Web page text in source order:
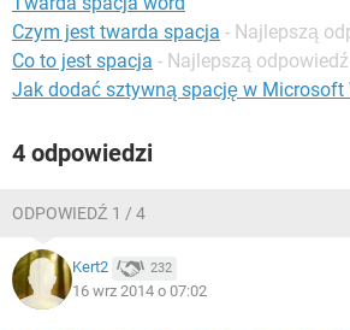
WINDOWS 10
Czym jest twarda spacja - Najlepszą
Co to jest spacja - Najlepszą odpowiedź
Jak dodać sztywną spację w Microsoft
4 odpowiedzi
ODPOWIEDŹ 1 / 4
Kert2 232
16 wrz 2014 o 07:02